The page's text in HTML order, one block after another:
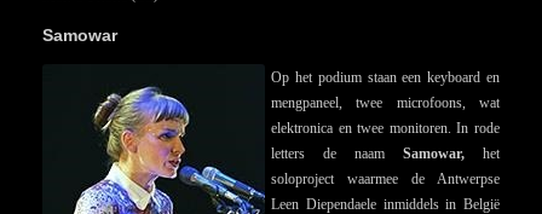
Samowar
Op het podium staan een keyboard en
mengpaneel, twee microfoons, wat
elektronica en twee monitoren. In rode
letters de naam Samowar, het
soloproject waarmee de Antwerpse
Leen Diependaele inmiddels in België